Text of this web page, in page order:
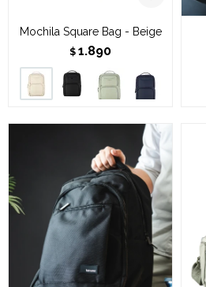
Mochila Square Bag - Beige
$ 1.890